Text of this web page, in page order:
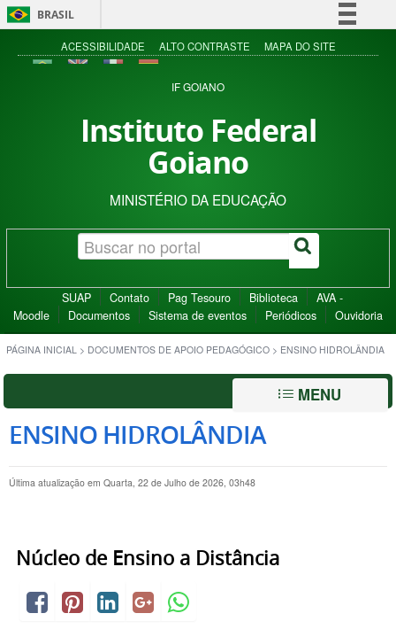
BRASIL
Simplifique!
Acesso à informação
ACESSIBILIDADE ALTO CONTRASTE MAPA DO SITE
IF GOIANO
Instituto Federal
Goiano
MINISTÉRIO DA EDUCAÇÃO
SUAP Contato Pag Tesouro Biblioteca
AVA -
Moodle
Documentos Sistema de eventos Periódicos Ouvidoria
PÁGINA INICIAL > DOCUMENTOS DE APOIO PEDAGÓGICO > ENSINO HIDROLÂNDIA
MENU
ENSINO HIDROLÂNDIA
Última atualização em Quarta, 22 de Julho de 2026, 03h48
Núcleo de Ensino a Distância